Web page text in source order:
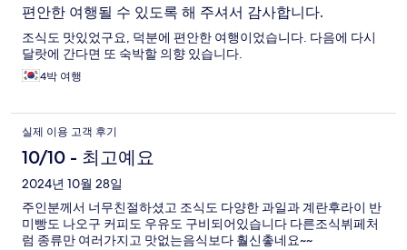
편안한 여행될 수 있도록 해 주셔서 감사합니다.
조식도 맛있었구요, 덕분에 편안한 여행이었습니다. 다음에 다시
달랏에 간다면 또 숙박할 의향 있습니다.
4박 여행
실제 이용 고객 후기
10/10 - 최고예요
2024년 10월 28일
주인분께서 너무친절하셨고 조식도 다양한 과일과 계란후라이 반
미빵도 나오구 커피도 우유도 구비되어있습니다 다른조식뷔페처
럼 종류만 여러가지고 맛없는음식보다 훨신촣네요~~